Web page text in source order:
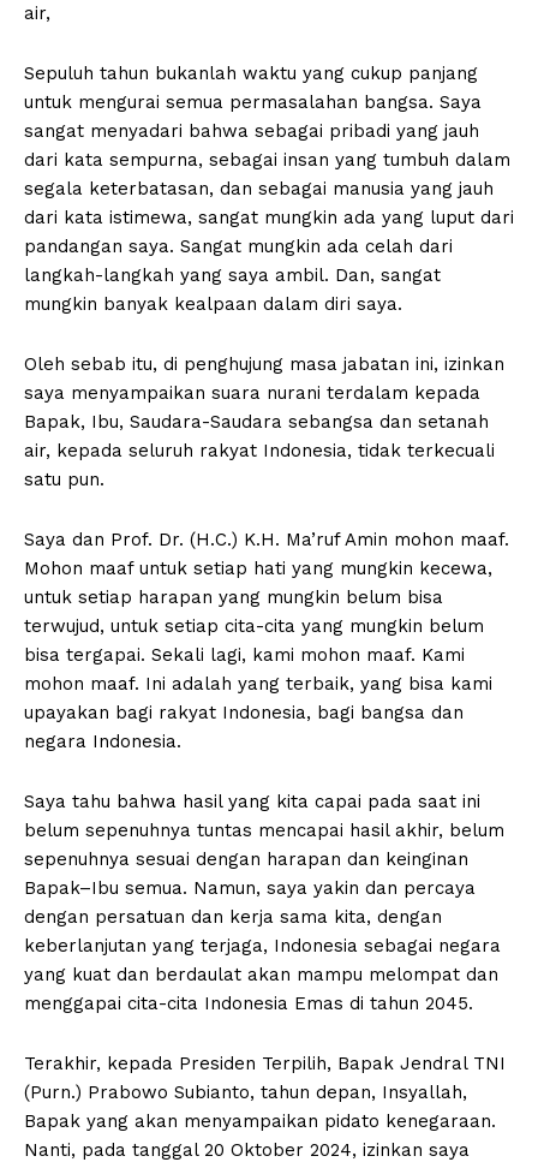
air,
Sepuluh tahun bukanlah waktu yang cukup panjang
untuk mengurai semua permasalahan bangsa. Saya
sangat menyadari bahwa sebagai pribadi yang jauh
dari kata sempurna, sebagai insan yang tumbuh dalam
segala keterbatasan, dan sebagai manusia yang jauh
dari kata istimewa, sangat mungkin ada yang luput dari
pandangan saya. Sangat mungkin ada celah dari
langkah-langkah yang saya ambil. Dan, sangat
mungkin banyak kealpaan dalam diri saya.
Oleh sebab itu, di penghujung masa jabatan ini, izinkan
saya menyampaikan suara nurani terdalam kepada
Bapak, Ibu, Saudara-Saudara sebangsa dan setanah
air, kepada seluruh rakyat Indonesia, tidak terkecuali
satu pun.
Saya dan Prof. Dr. (H.C.) K.H. Ma’ruf Amin mohon maaf.
Mohon maaf untuk setiap hati yang mungkin kecewa,
untuk setiap harapan yang mungkin belum bisa
terwujud, untuk setiap cita-cita yang mungkin belum
bisa tergapai. Sekali lagi, kami mohon maaf. Kami
mohon maaf. Ini adalah yang terbaik, yang bisa kami
upayakan bagi rakyat Indonesia, bagi bangsa dan
negara Indonesia.
Saya tahu bahwa hasil yang kita capai pada saat ini
belum sepenuhnya tuntas mencapai hasil akhir, belum
sepenuhnya sesuai dengan harapan dan keinginan
Bapak–Ibu semua. Namun, saya yakin dan percaya
dengan persatuan dan kerja sama kita, dengan
keberlanjutan yang terjaga, Indonesia sebagai negara
yang kuat dan berdaulat akan mampu melompat dan
menggapai cita-cita Indonesia Emas di tahun 2045.
Terakhir, kepada Presiden Terpilih, Bapak Jendral TNI
(Purn.) Prabowo Subianto, tahun depan, Insyallah,
Bapak yang akan menyampaikan pidato kenegaraan.
Nanti, pada tanggal 20 Oktober 2024, izinkan saya